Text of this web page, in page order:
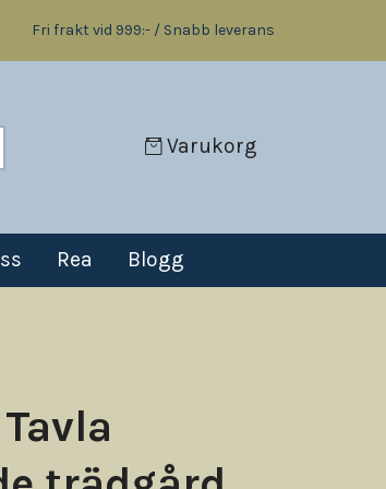
Fri frakt vid 999:- / Snabb leverans
Varukorg
Rea Blogg